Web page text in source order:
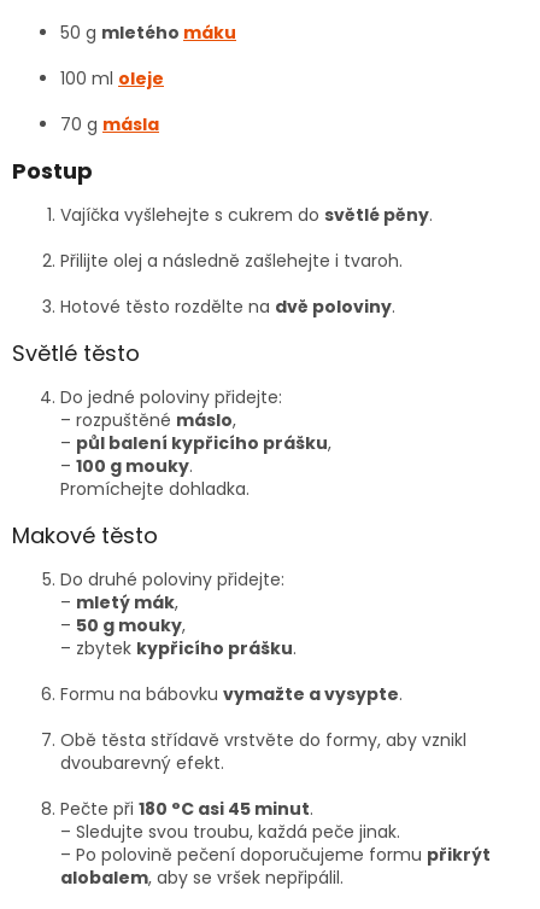
50 g mletého máku
100 ml oleje
70 g másla
Postup
Vajíčka vyšlehejte s cukrem do světlé pěny.
Přilijte olej a následně zašlehejte i tvaroh.
Hotové těsto rozdělte na dvě poloviny.
Světlé těsto
Do jedné poloviny přidejte:
– rozpuštěné máslo,
– půl balení kypřicího prášku,
– 100 g mouky.
Promíchejte dohladka.
Makové těsto
Do druhé poloviny přidejte:
– mletý mák,
– 50 g mouky,
– zbytek kypřicího prášku.
Formu na bábovku vymažte a vysypte.
Obě těsta střídavě vrstvěte do formy, aby vznikl
dvoubarevný efekt.
Pečte při 180 °C asi 45 minut.
– Sledujte svou troubu, každá peče jinak.
– Po polovině pečení doporučujeme formu přikrýt
alobalem, aby se vršek nepřipálil.